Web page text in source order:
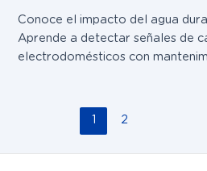
Conoce el impacto del agua
Aprende a detectar señales de
electrodomésticos con
1 2